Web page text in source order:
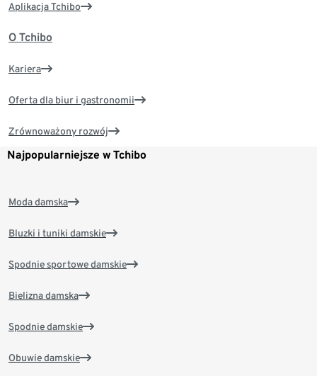
Aplikacja Tchibo
O Tchibo
Kariera
Oferta dla biur i gastronomii
Zrównoważony rozwój
Najpopularniejsze w Tchibo
Moda damska
Bluzki i tuniki damskie
Spodnie sportowe damskie
Bielizna damska
Spodnie damskie
Obuwie damskie